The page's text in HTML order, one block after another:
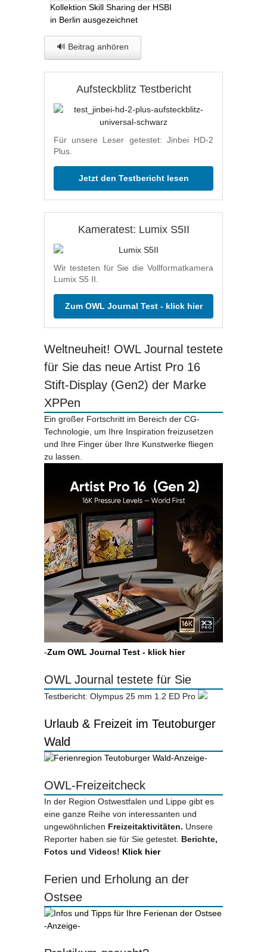
Kollektion Skill Sharing der HSBI
in Berlin ausgezeichnet
🔊 Beitrag anhören
Aufsteckblitz Testbericht
Für unsere Leser getestet: Jinbei HD-2
Plus.
Jetzt den Testbericht lesen
Kameratest: Lumix S5II
Wir testeten für Sie die Vollformatkamera
Lumix S5 II.
Zum OWL Journal Test - klick hier
Weltneuheit! OWL Journal testete
für Sie das neue Artist Pro 16
Stift-Display (Gen2) der Marke
XPPen
Ein großer Fortschritt im Bereich der CG-
Technologie, um Ihre Inspiration freizusetzen
und Ihre Finger über Ihre Kunstwerke fliegen
zu lassen.
-Zum OWL Journal Test - klick hier
OWL Journal testete für Sie
Testbericht: Olympus 25 mm 1.2 ED Pro
Urlaub & Freizeit im Teutoburger
Wald
-Anzeige-
OWL-Freizeitcheck
In der Region Ostwestfalen und Lippe gibt es
eine ganze Reihe von interessanten und
ungewöhnlichen Freizeitaktivitäten. Unsere
Reporter haben sie für Sie getestet. Berichte,
Fotos und Videos! Klick hier
Ferien und Erholung an der
Ostsee
-Anzeige-